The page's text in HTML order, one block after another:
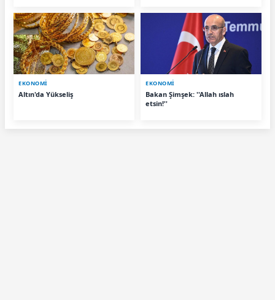
EKONOMİ
Altın'da Yükseliş
EKONOMİ
Bakan Şimşek: ''Allah ıslah
etsin!''